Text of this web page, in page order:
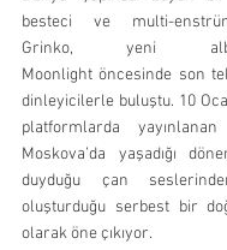
besteci ve multi-
Grinko, yeni
Moonlight öncesinde son
dinleyicilerle buluştu. 10
platformlarda
Moskova’da yaşadığı
duyduğu çan
oluşturduğu serbest bir
olarak öne çıkıyor.